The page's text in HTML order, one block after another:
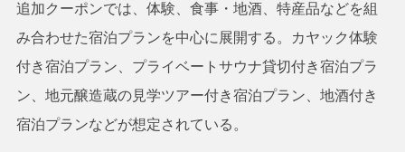
追加クーポンでは、体験、食事・地酒、特産品などを組
み合わせた宿泊プランを中心に展開する。カヤック体験
付き宿泊プラン、プライベートサウナ貸切付き宿泊プラ
ン、地元醸造蔵の見学ツアー付き宿泊プラン、地酒付き
宿泊プランなどが想定されている。